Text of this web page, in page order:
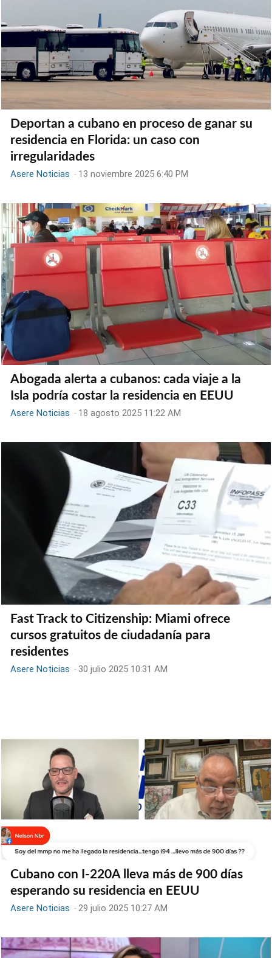
Deportan a cubano en proceso de ganar su
residencia en Florida: un caso con
irregularidades
Asere Noticias - 13 noviembre 2025 6:40 PM
Abogada alerta a cubanos: cada viaje a la
Isla podría costar la residencia en EEUU
Asere Noticias - 18 agosto 2025 11:22 AM
Fast Track to Citizenship: Miami ofrece
cursos gratuitos de ciudadanía para
residentes
Asere Noticias - 30 julio 2025 10:31 AM
Cubano con I-220A lleva más de 900 días
esperando su residencia en EEUU
Asere Noticias -29 julio 2025 10:27 AM